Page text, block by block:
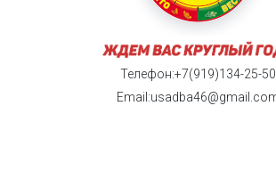
Телефон:+7(919)134-25-50